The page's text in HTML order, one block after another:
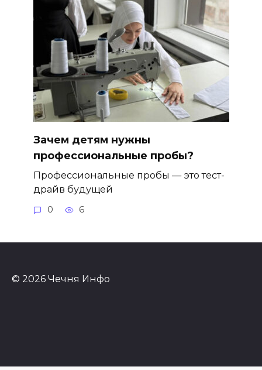
Зачем детям нужны
профессиональные пробы?
Профессиональные пробы — это тест-
драйв будущей
0 6
© 2026 Чечня Инфо